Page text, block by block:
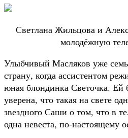
Светлана Жильцова и
молодёжную
Улыбчивый Масляков уже
страну, когда ассистентом
юная блондинка Светочка. Ей
уверена, что такая на свете
звездного Саши о том, что в
одна невеста, по-настоящему